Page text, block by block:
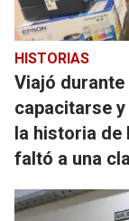
HISTORIAS
Viajó
capacitarse
la historia de
faltó a una